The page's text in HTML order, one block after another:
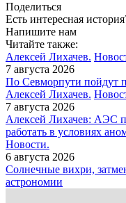
Поделиться
Есть интересная
Напишите нам
Читайте также:
Алексей Лихачев.
7 августа 2026
По Севморпути пойдут
Алексей Лихачев.
7 августа 2026
Алексей Лихачев: АЭС
работать в условиях
Новости.
6 августа 2026
Солнечные вихри,
астрономии